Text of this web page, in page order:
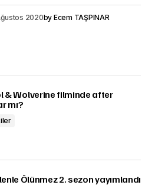
2020by Ecem TAŞPINAR
& Wolverine filminde after
mı?
Ölünmez 2. sezon yayımlandı